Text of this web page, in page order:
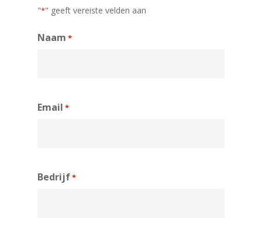
"*" geeft vereiste velden aan
Naam *
Email *
Bedrijf*